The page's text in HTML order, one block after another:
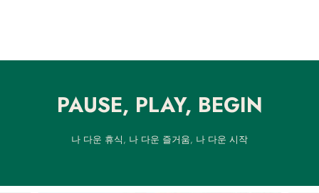
PAUSE, PLAY, BEGIN
나 다운 휴식, 나 다운 즐거움, 나 다운 시작